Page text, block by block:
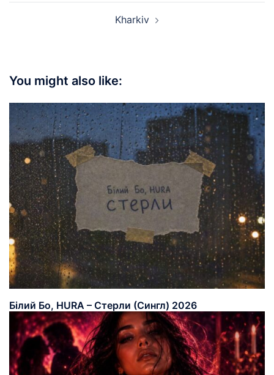
Kharkiv
You might also like:
Білий Бо, HURA – Стерли (Сингл) 2026